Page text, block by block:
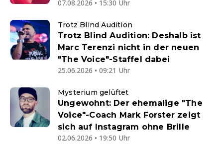
07.08.2026 • 15:30 Uhr
Trotz Blind Audition
Trotz Blind Audition: Deshalb ist
Marc Terenzi nicht in der neuen
"The Voice"-Staffel dabei
25.06.2026 • 09:21 Uhr
Mysterium gelüftet
Ungewohnt: Der ehemalige "The
Voice"-Coach Mark Forster zeigt
sich auf Instagram ohne Brille
02.06.2026 • 19:50 Uhr